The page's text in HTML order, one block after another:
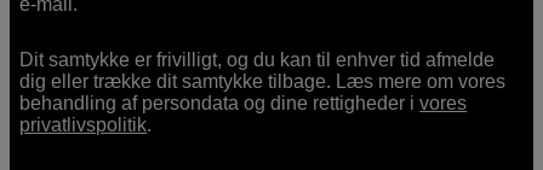
e-mail.
Dit samtykke er frivilligt, og du kan til enhver tid afmelde
dig eller trække dit samtykke tilbage. Læs mere om vores
behandling af persondata og dine rettigheder ivores
privatlivspolitik.